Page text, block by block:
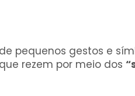
pequenos gestos e
rezem por meio dos